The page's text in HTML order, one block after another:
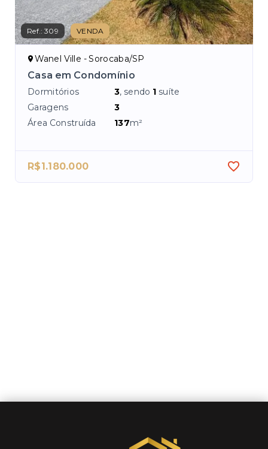
Ref.:309 VENDA
Wanel Ville - Sorocaba/SP
Casa em Condomínio
Dormitórios 3, sendo 1 suíte
Garagens
3
Área Construída
137m²
R$1.180.000